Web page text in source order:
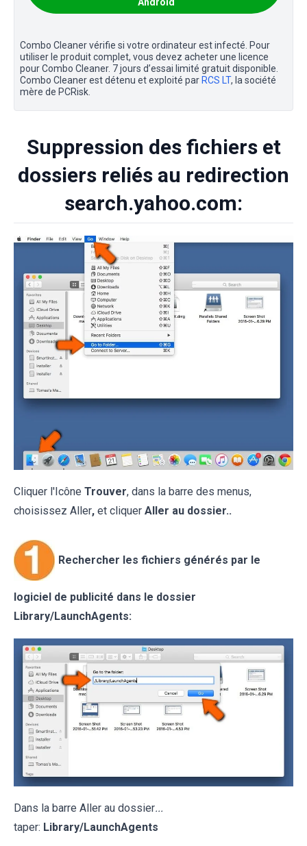
Combo Cleaner vérifie si votre ordinateur est infecté. Pour
utiliser le produit complet, vous devez acheter une licence
pour Combo Cleaner. 7 jours d’essai limité gratuit disponible.
Combo Cleaner est détenu et exploité parRCS LT, la société
mère de PCRisk.
Suppression des fichiers et
dossiers reliés au redirection
search.yahoo.com:
Cliquer l'Icône Trouver, dans la barre des menus,
choisissez Aller, et cliquer Aller au dossier..
Rechercher les fichiers générés par le
logiciel de publicité dans le dossier
Library/LaunchAgents:
Dans la barre Aller au dossier...
taper: Library/LaunchAgents